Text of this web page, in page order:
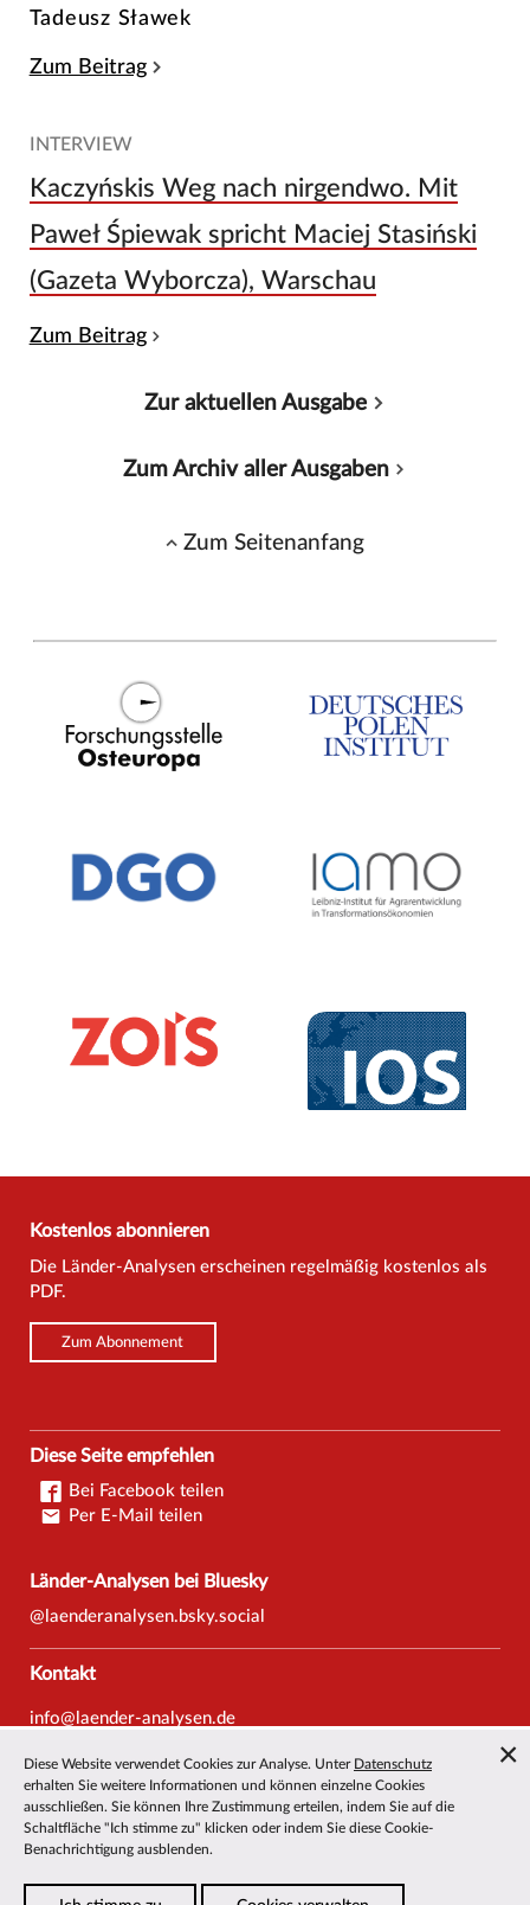
Tadeusz Sławek
Zum Beitrag
INTERVIEW
Kaczyńskis Weg nach nirgendwo. Mit
Paweł Śpiewak spricht Maciej Stasiński
(Gazeta Wyborcza), Warschau
Zum Beitrag
Zur aktuellen Ausgabe
Zum Archiv aller Ausgaben
Zum Seitenanfang
Kostenlos abonnieren
Die Länder-Analysen erscheinen regelmäßig kostenlos als
PDF.
Zum Abonnement
Diese Seite empfehlen
Bei Facebook teilen
Per E-Mail teilen
Länder-Analysen bei Bluesky
@laenderanalysen.bsky.social
Kontakt
info@laender-analysen.de
Fax: 0421/218-69607
Redaktionen
Wissenschaftliche Beiräte
Über die Länder-Analysen
Diese Website verwendet Cookies zur Analyse. Unter Datenschutz
erhalten Sie weitere Informationen und können einzelne Cookies
ausschließen. Sie können Ihre Zustimmung erteilen, indem Sie auf die
Schaltfläche "Ich stimme zu" klicken oder indem Sie diese Cookie-
Benachrichtigung ausblenden.